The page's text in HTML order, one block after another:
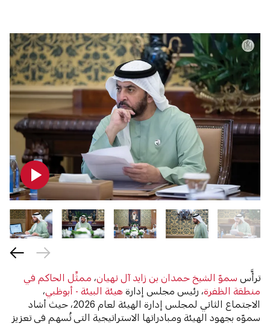
ترأَّس سموّ الشيخ حمدان بن زايد آل نهيان، ممثِّل الحاكم في
منطقة الظفرة، رئيس مجلس إدارة هيئة البيئة - أبوظبي،
الاجتماع الثاني لمجلس إدارة الهيئة لعام 2026، حيث أشاد
سموّه بجهود الهيئة ومبادراتها الاستراتيجية التي تُسهم في تعزيز